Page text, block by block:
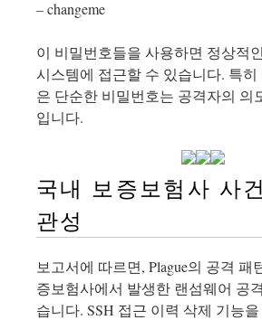
– changeme
이 비밀번호들을 사용하면 정상적
시스템에 접근할 수 있습니다. 특히
은 단순한 비밀번호는 공격자의 의
입니다.
국내 보증보험사 사
관성
보고서에 따르면, Plague의 공격 패
증보험사에서 발생한 랜섬웨어 공
습니다. SSH 접근 이력 삭제 기능